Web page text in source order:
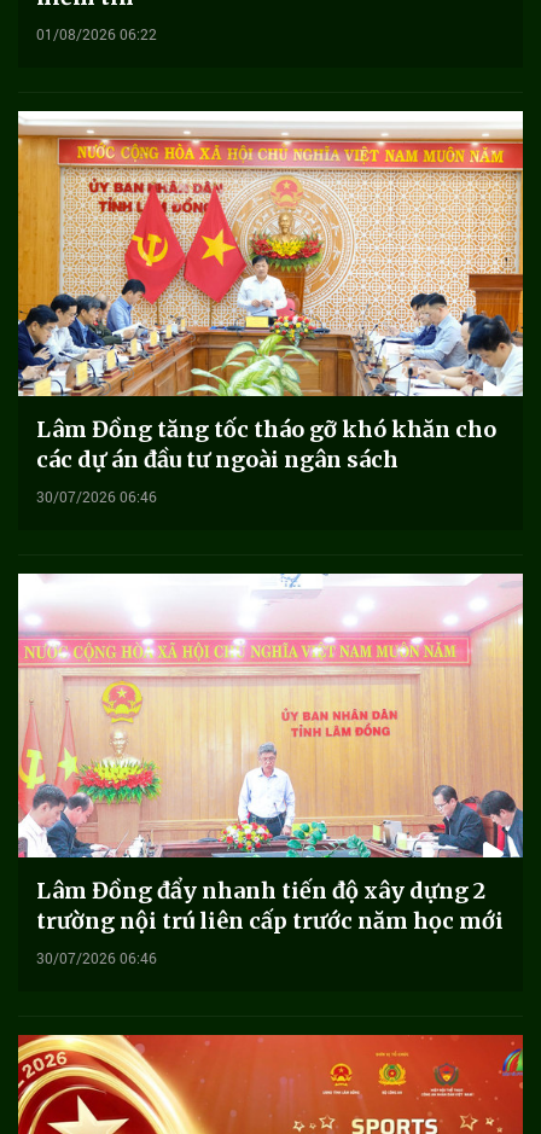
01/08/2026 06:22
Lâm Đồng tăng tốc tháo gỡ khó khăn cho
các dự án đầu tư ngoài ngân sách
30/07/2026 06:46
Lâm Đồng đẩy nhanh tiến độ xây dựng 2
trường nội trú liên cấp trước năm học mới
30/07/2026 06:46